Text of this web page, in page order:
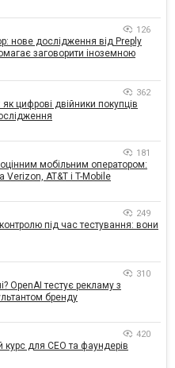
126
нове дослідження від Preply
заговорити іноземною
362
цифрові двійники покупців
181
мобільним оператором:
Verizon, AT&T і T-Mobile
249
під час тестування: вони
310
OpenAI тестує рекламу з
бренду
420
курс для CEO та фаундерів